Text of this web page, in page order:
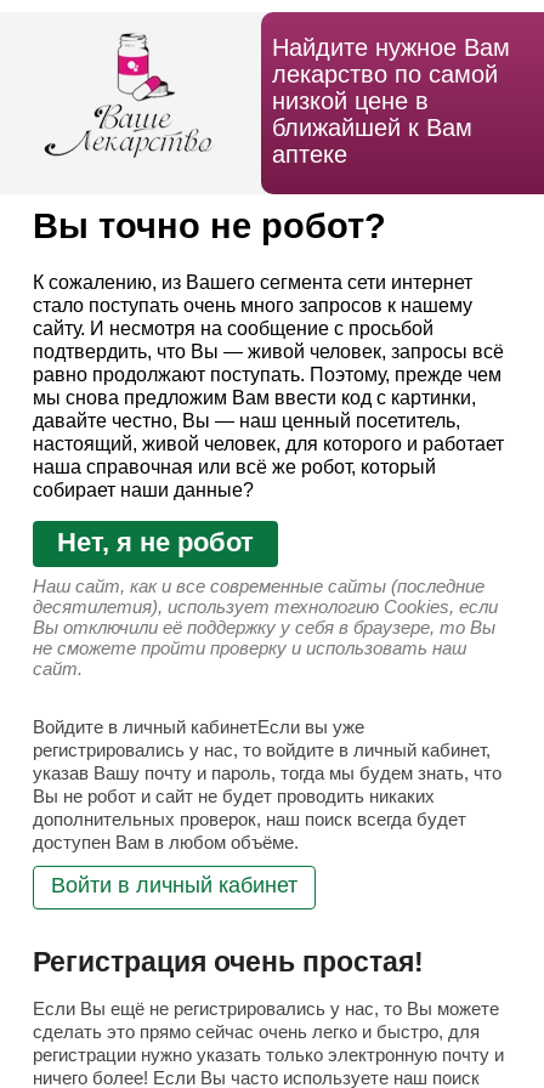
Найдите нужное Вам
лекарство по самой
низкой цене в
ближайшей к Вам
аптеке
Вы точно не робот?
К сожалению, из Вашего сегмента сети интернет
стало поступать очень много запросов к нашему
сайту. И несмотря на сообщение с просьбой
подтвердить, что Вы — живой человек, запросы всё
равно продолжают поступать. Поэтому, прежде чем
мы снова предложим Вам ввести код с картинки,
давайте честно, Вы — наш ценный посетитель,
настоящий, живой человек, для которого и работает
наша справочная или всё же робот, который
собирает наши данные?
Нет, я не робот
Наш сайт, как и все современные сайты (последние
десятилетия), использует технологию Cookies, если
Вы отключили её поддержку у себя в браузере, то Вы
не сможете пройти проверку и использовать наш
сайт.
Войдите в личный кабинетЕсли вы уже
регистрировались у нас, то войдите в личный кабинет,
указав Вашу почту и пароль, тогда мы будем знать, что
Вы не робот и сайт не будет проводить никаких
дополнительных проверок, наш поиск всегда будет
доступен Вам в любом объёме.
Войти в личный кабинет
Регистрация очень простая!
Если Вы ещё не регистрировались у нас, то Вы можете
сделать это прямо сейчас очень легко и быстро, для
регистрации нужно указать только электронную почту и
ничего более! Если Вы часто используете наш поиск